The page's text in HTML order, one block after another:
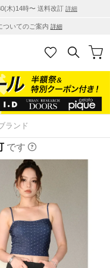
木)14時〜 送料改訂 詳細
ついてのご案内 詳細
ランド
です